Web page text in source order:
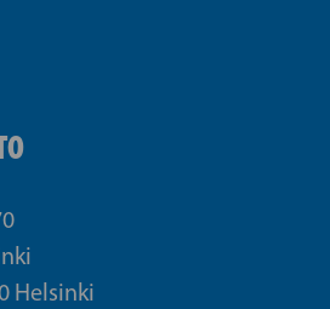
Helsinki